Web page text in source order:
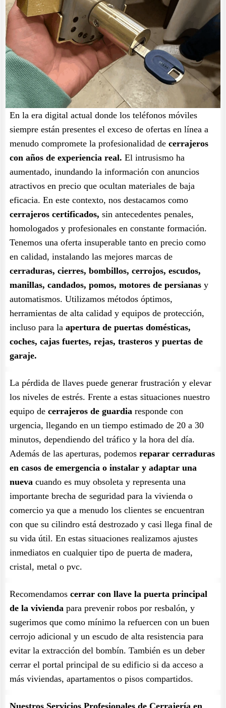
En la era digital actual donde los teléfonos móviles
siempre están presentes el exceso de ofertas en línea a
menudo compromete la profesionalidad de cerrajeros
con años de experiencia real. El intrusismo ha
aumentado, inundando la información con anuncios
atractivos en precio que ocultan materiales de baja
eficacia. En este contexto, nos destacamos como
cerrajeros certificados, sin antecedentes penales,
homologados y profesionales en constante formación.
Tenemos una oferta insuperable tanto en precio como
en calidad, instalando las mejores marcas de
cerraduras, cierres, bombillos, cerrojos, escudos,
manillas, candados, pomos, motores de persianas y
automatismos. Utilizamos métodos óptimos,
herramientas de alta calidad y equipos de protección,
incluso para la apertura de puertas domésticas,
coches, cajas fuertes, rejas, trasteros y puertas de
garaje.
La pérdida de llaves puede generar frustración y elevar
los niveles de estrés. Frente a estas situaciones nuestro
equipo de cerrajeros de guardia responde con
urgencia, llegando en un tiempo estimado de 20 a 30
minutos, dependiendo del tráfico y la hora del día.
Además de las aperturas, podemos reparar cerraduras
en casos de emergencia o instalar y adaptar una
nueva cuando es muy obsoleta y representa una
importante brecha de seguridad para la vivienda o
comercio ya que a menudo los clientes se encuentran
con que su cilindro está destrozado y casi llega final de
su vida útil. En estas situaciones realizamos ajustes
inmediatos en cualquier tipo de puerta de madera,
cristal, metal o pvc.
Recomendamos cerrar con llave la puerta principal
de la vivienda para prevenir robos por resbalón, y
sugerimos que como mínimo la refuercen con un buen
cerrojo adicional y un escudo de alta resistencia para
evitar la extracción del bombín. También es un deber
cerrar el portal principal de su edificio si da acceso a
más viviendas, apartamentos o pisos compartidos.
Nuestros Servicios Profesionales de Cerrajería en